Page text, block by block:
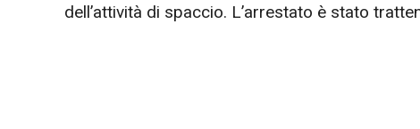
dell’attività di spaccio. L’arrestato è stato